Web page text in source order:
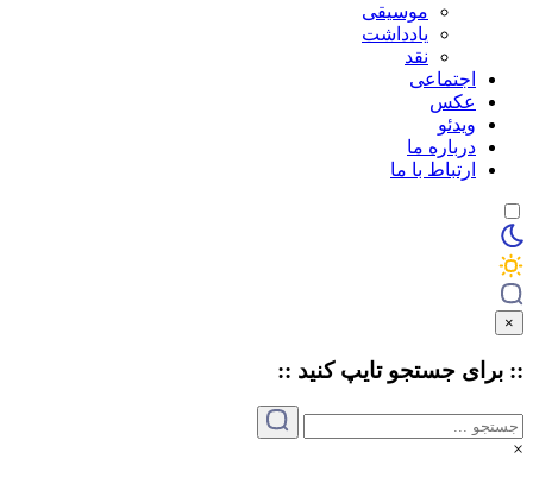
موسیقی
یادداشت
نقد
اجتماعی
عکس
ویدئو
درباره ما
ارتباط با ما
×
:: برای جستجو تایپکنید ::
×